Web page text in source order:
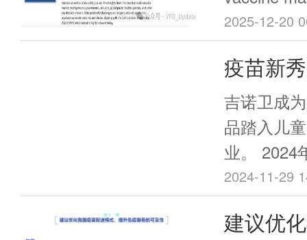
喉-破伤风
调整为2月
月龄、6周
苗的免疫
序调整相
知如下。
2025-12-20
疫苗新
磅疫苗
吉诺卫成
品踏入儿
业。 2024年11月21日，吉诺卫自
主研发的
毒疫苗（
组呼吸道
2024-11-29
建议优